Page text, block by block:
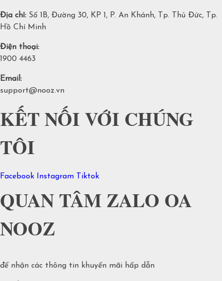
Địa chỉ: Số 1B, Đường 30, KP 1, P. An Khánh, Tp. Thủ Đức, Tp.
Hồ Chí Minh
Điện thoại:
1900 4463
Email:
support@nooz.vn
KẾT NỐI VỚI CHÚNG
TÔI
Facebook Instagram Tiktok
QUAN TÂM ZALO OA
NOOZ
để nhận các thông tin khuyến mãi hấp dẫn